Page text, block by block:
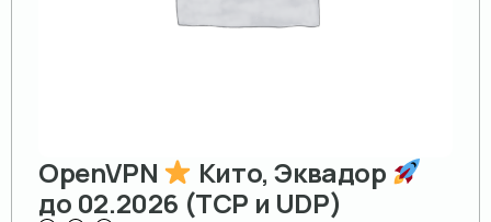
OpenVPN
Кито, Эквадор
до 02.2026 (TCP и UDP)